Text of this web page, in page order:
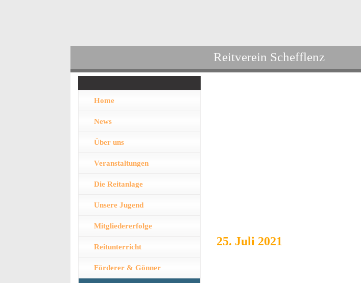
Reitverein Schefflenz
Home
News
Über uns
Veranstaltungen
Die Reitanlage
Unsere Jugend
Mitgliedererfolge
Reitunterricht
Förderer & Gönner
25. Juli 2021